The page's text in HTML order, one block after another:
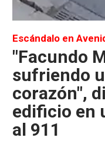
Escándalo en
"Facundo
sufriendo
corazón",
edificio en
al 911